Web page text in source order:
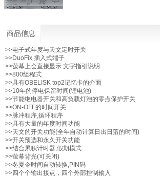
商品信息
>>电子式年度与天文定时开关
>>DuoFix 插入式端子
>>萤幕上会直接显示 文字指引说明
>>800组程式
>>具有OBELISK top2记忆卡的介面
>>10年的停电保留时间(锂电池)
>>节能继电器开关和高负载灯泡的零点保护开关
>>ON-OFF的时间开关
>>脉冲程序,循环程序
>>具有大量的年度时间功能
>>天文的开关功能(全年自动计算日出日落的时间)
>>开关预选和永久开关功能
>>结合累积计时器,假期模式
>>萤幕背光(可关闭)
>>冬夏令时间自动转换,PIN码
>>四个个输出接点，四个外部控制输入